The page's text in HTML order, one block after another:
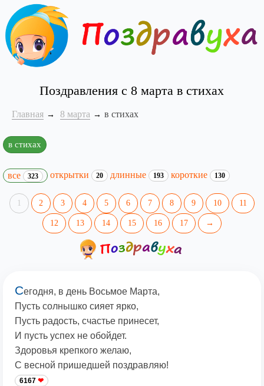
Поздравления с 8 марта в стихах
Главная 8 марта в стихах
в стихах
все 323 открытки 20 длинные 193 короткие 130
1 2 3 4 5 6 7 8 9 10 11
12 13 14 15 16 17 →
Сегодня, в день Восьмое Марта,
Пусть солнышко сияет ярко,
Пусть радость, счастье принесет,
И пусть успех не обойдет.
Здоровья крепкого желаю,
С весной пришедшей поздравляю!
6167